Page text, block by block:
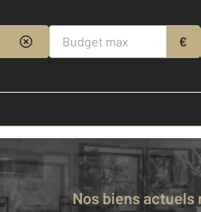
€
Nos biens